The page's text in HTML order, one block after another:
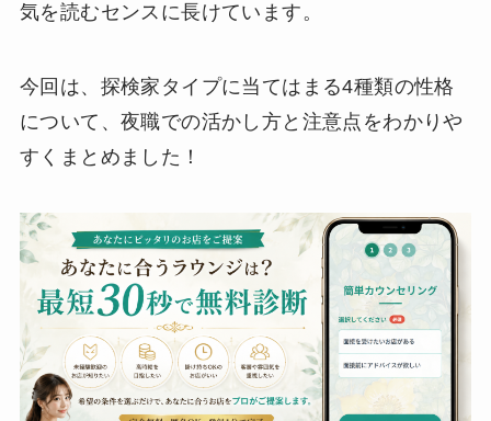
気を読むセンスに長けています。
今回は、探検家タイプに当てはまる4種類の性格
について、夜職での活かし方と注意点をわかりや
すくまとめました！